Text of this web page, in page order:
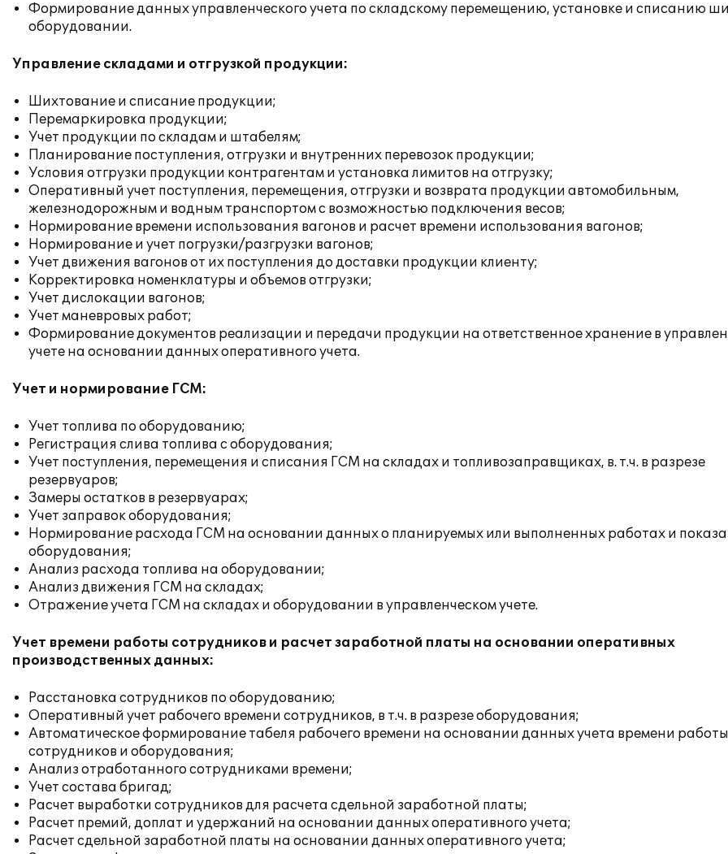
Формирование данных управленческого учета по складскому перемещению, установке и списанию
оборудовании.
Управление складами и отгрузкой продукции:
Шихтование и списание продукции;
Перемаркировка продукции;
Учет продукции по складам и штабелям;
Планирование поступления, отгрузки и внутренних перевозок продукции;
Условия отгрузки продукции контрагентам и установка лимитов на отгрузку;
Оперативный учет поступления, перемещения, отгрузки и возврата продукции автомобильным,
железнодорожным и водным транспортом с возможностью подключения весов;
Нормирование времени использования вагонов и расчет времени использования вагонов;
Нормирование и учет погрузки/разгрузки вагонов;
Учет движения вагонов от их поступления до доставки продукции клиенту;
Корректировка номенклатуры и объемов отгрузки;
Учет дислокации вагонов;
Учет маневровых работ;
Формирование документов реализации и передачи продукции на ответственное хранение в
учете на основании данных оперативного учета.
Учет и нормирование ГСМ:
Учет топлива по оборудованию;
Регистрация слива топлива с оборудования;
Учет поступления, перемещения и списания ГСМ на складах и топливозаправщиках, в. т.ч. в разрезе
резервуаров;
Замеры остатков в резервуарах;
Учет заправок оборудования;
Нормирование расхода ГСМ на основании данных о планируемых или выполненных работах и
оборудования;
Анализ расхода топлива на оборудовании;
Анализ движения ГСМ на складах;
Отражение учета ГСМ на складах и оборудовании в управленческом учете.
Учет времени работы сотрудников и расчет заработной платы на основании оперативных
производственных данных:
Расстановка сотрудников по оборудованию;
Оперативный учет рабочего времени сотрудников, в т.ч. в разрезе оборудования;
Автоматическое формирование табеля рабочего времени на основании данных учета времени работы
сотрудников и оборудования;
Анализ отработанного сотрудниками времени;
Учет состава бригад;
Расчет выработки сотрудников для расчета сдельной заработной платы;
Расчет премий, доплат и удержаний на основании данных оперативного учета;
Расчет сдельной заработной платы на основании данных оперативного учета;